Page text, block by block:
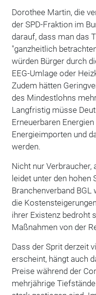
Dorothee Martin, die
der SPD-Fraktion im
darauf, dass man das
"ganzheitlich
würden Bürger durch
EEG-Umlage oder
Zudem hätten
des Mindestlohns
Langfristig müsse
Erneuerbaren
Energieimporten und
werden.
Nicht nur
leidet unter den hohen
Branchenverband BGL
die
ihrer Existenz bedroht
Maßnahmen von der
Dass der Sprit derzeit
erscheint, hängt auch
Preise während der
mehrjährige